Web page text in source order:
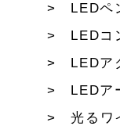
LEDペ
LEDコ
LEDア
LEDア
光るワ